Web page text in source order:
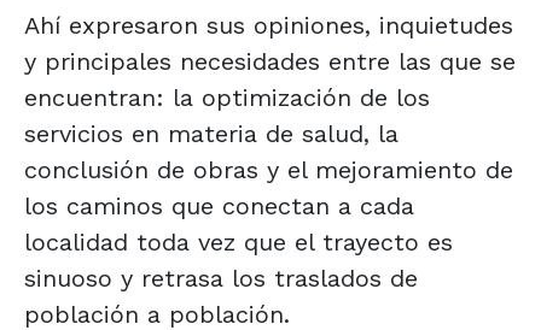
Ahí expresaron sus opiniones, inquietudes
y principales necesidades entre las que se
encuentran: la optimización de los
servicios en materia de salud, la
conclusión de obras y el mejoramiento de
los caminos que conectan a cada
localidad toda vez que el trayecto es
sinuoso y retrasa los traslados de
población a población.